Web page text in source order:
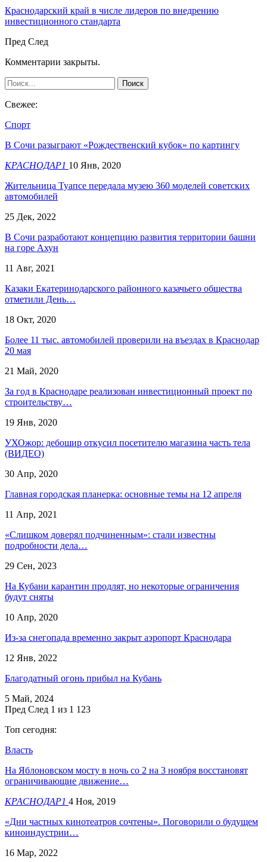
Краснодарский край в числе лидеров по внедрению
инвестиционного стандарта
Пред След
Комментарии закрыты.
Свежее:
Спорт
В Сочи разыграют «Рождественский кубок» по картингу
КРАСНОДАР1 10 Янв, 2020
Жительница Туапсе передала музею 360 моделей советских
автомобилей
25 Дек, 2022
В Сочи разработают концепцию развития территории башни
на горе Ахун
11 Авг, 2021
Казаки Екатеринодарского районного казачьего общества
отметили День…
18 Окт, 2020
Более 11 тыс. автомобилей проверили на въездах в Краснодар
20 мая
21 Май, 2020
За год в Краснодаре реализован инвестиционный проект по
строительству…
19 Янв, 2020
УХОжор: дебошир откусил посетителю магазина часть тела
(ВИДЕО)
30 Апр, 2020
Главная городская планерка: основные темы на 12 апреля
11 Апр, 2021
«Слишком доверял подчиненным»: стали известны
подробности дела…
29 Сен, 2023
На Кубани карантин продлят, но некоторые ограничения
будут сняты
10 Апр, 2020
Из-за снегопада временно закрыт аэропорт Краснодара
12 Янв, 2022
Благодатный огонь прибыл на Кубань
5 Май, 2024
Пред След 1 из 1 123
Топ сегодня:
Власть
На Яблоновском мосту в ночь со 2 на 3 ноября восстановят
ограничивающие движение…
КРАСНОДАР1 4 Ноя, 2019
«Дни частных кинотеатров сочтены». Поговорили о будущем
киноиндустрии…
16 Мар, 2022